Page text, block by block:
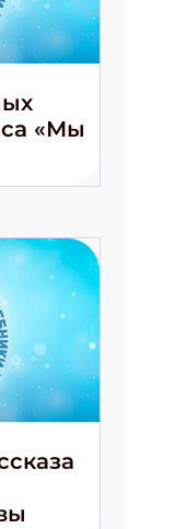
«Мы
ПОДПИСАТЬСЯ